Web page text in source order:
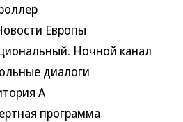
Европы
Ночной канал
диалоги
А
программа